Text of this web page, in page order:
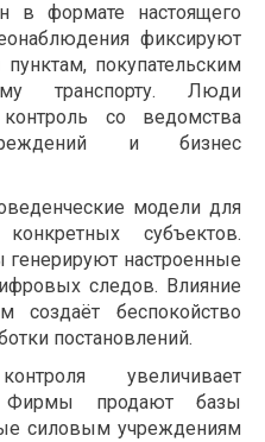
в формате настоящего
фиксируют
покупательским
транспорту. Люди
со ведомства
и бизнес
модели для
субъектов.
настроенные
следов. Влияние
создаёт беспокойство
постановлений.
увеличивает
Фирмы продают базы
силовым учреждениям